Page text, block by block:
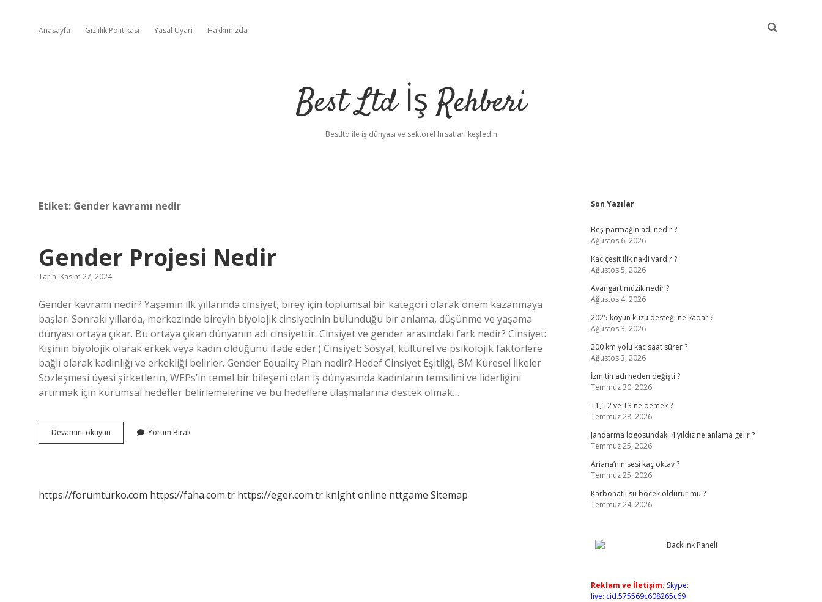
Anasayfa Gizlilik Politikası Yasal Uyarı Hakkımızda
Best Ltd İş Rehberi
Bestltd ile iş dünyası ve sektörel fırsatları keşfedin
Etiket: Gender kavramı nedir
Gender Projesi Nedir
Tarih: Kasım 27, 2024
Gender kavramı nedir? Yaşamın ilk yıllarında cinsiyet, birey için toplumsal bir kategori olarak önem kazanmaya
başlar. Sonraki yıllarda, merkezinde bireyin biyolojik cinsiyetinin bulunduğu bir anlama, düşünme ve yaşama
dünyası ortaya çıkar. Bu ortaya çıkan dünyanın adı cinsiyettir. Cinsiyet ve gender arasındaki fark nedir? Cinsiyet:
Kişinin biyolojik olarak erkek veya kadın olduğunu ifade eder.) Cinsiyet: Sosyal, kültürel ve psikolojik faktörlere
bağlı olarak kadınlığı ve erkekliği belirler. Gender Equality Plan nedir? Hedef Cinsiyet Eşitliği, BM Küresel İlkeler
Sözleşmesi üyesi şirketlerin, WEPs’in temel bir bileşeni olan iş dünyasında kadınların temsilini ve liderliğini
artırmak için kurumsal hedefler belirlemelerine ve bu hedeflere ulaşmalarına destek olmak…
Devamını okuyun
Projesi
Yorum Bırak
https://forumturko.com https://faha.com.tr https://eger.com.tr knight online nttgame Sitemap
Sidebar
Son Yazılar
Beş parmağın adı nedir ?
Ağustos 6, 2026
Kaç çeşit ilik nakli vardır ?
Ağustos 5, 2026
Avangart müzik nedir ?
Ağustos 4, 2026
2025 koyun kuzu desteği ne kadar ?
Ağustos 3, 2026
200 km yolu kaç saat sürer ?
Ağustos 3, 2026
İzmitin adı neden değişti ?
Temmuz 30, 2026
T1, T2 ve T3 ne demek ?
Temmuz 28, 2026
Jandarma logosundaki 4 yıldız ne anlama gelir ?
Temmuz 25, 2026
Ariana’nın sesi kaç oktav ?
Temmuz 25, 2026
Karbonatlı su böcek öldürür mü ?
Temmuz 24, 2026
Reklam ve İletişim: Skype:
live:.cid.575569c608265c69